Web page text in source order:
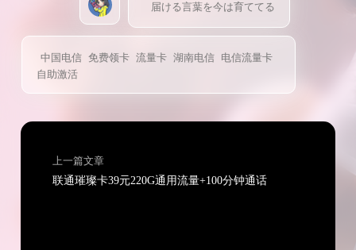
届ける言葉を今は育ててる
中国电信 免费领卡 流量卡 湖南电信 电信流量卡
自助激活
上一篇文章
联通璀璨卡39元220G通用流量+100分钟通话